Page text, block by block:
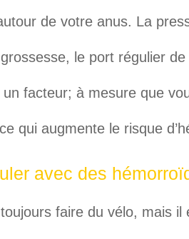
de votre anus. La
le port régulier
un facteur; à mesure que
qui augmente le risque
avec des
faire du vélo, mais il